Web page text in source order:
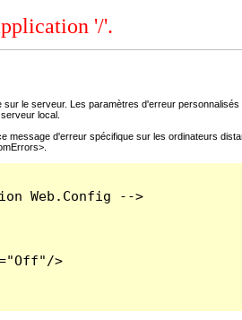
'/'.
le serveur. Les paramètres d'erreur
local.
message d'erreur spécifique sur les ordinateurs
Web.Config -->
>